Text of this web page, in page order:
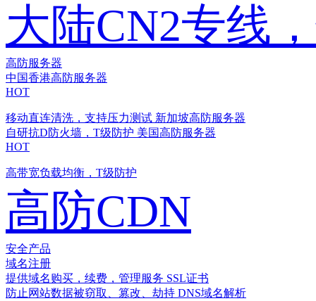
大陆CN2专线
高防服务器
中国香港高防服务器
HOT
移动直连清洗，支持压力测试 新加坡高防服务器
自研抗D防火墙，T级防护 美国高防服务器
HOT
高带宽负载均衡，T级防护
高防CDN
安全产品
域名注册
提供域名购买，续费，管理服务 SSL证书
防止网站数据被窃取、篡改、劫持 DNS域名解析